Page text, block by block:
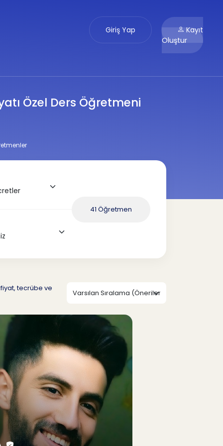
Giriş Yap
Kayıt
Oluştur
Özel Ders Öğretmeni
41 Öğretmen
fiyat, tecrübe ve